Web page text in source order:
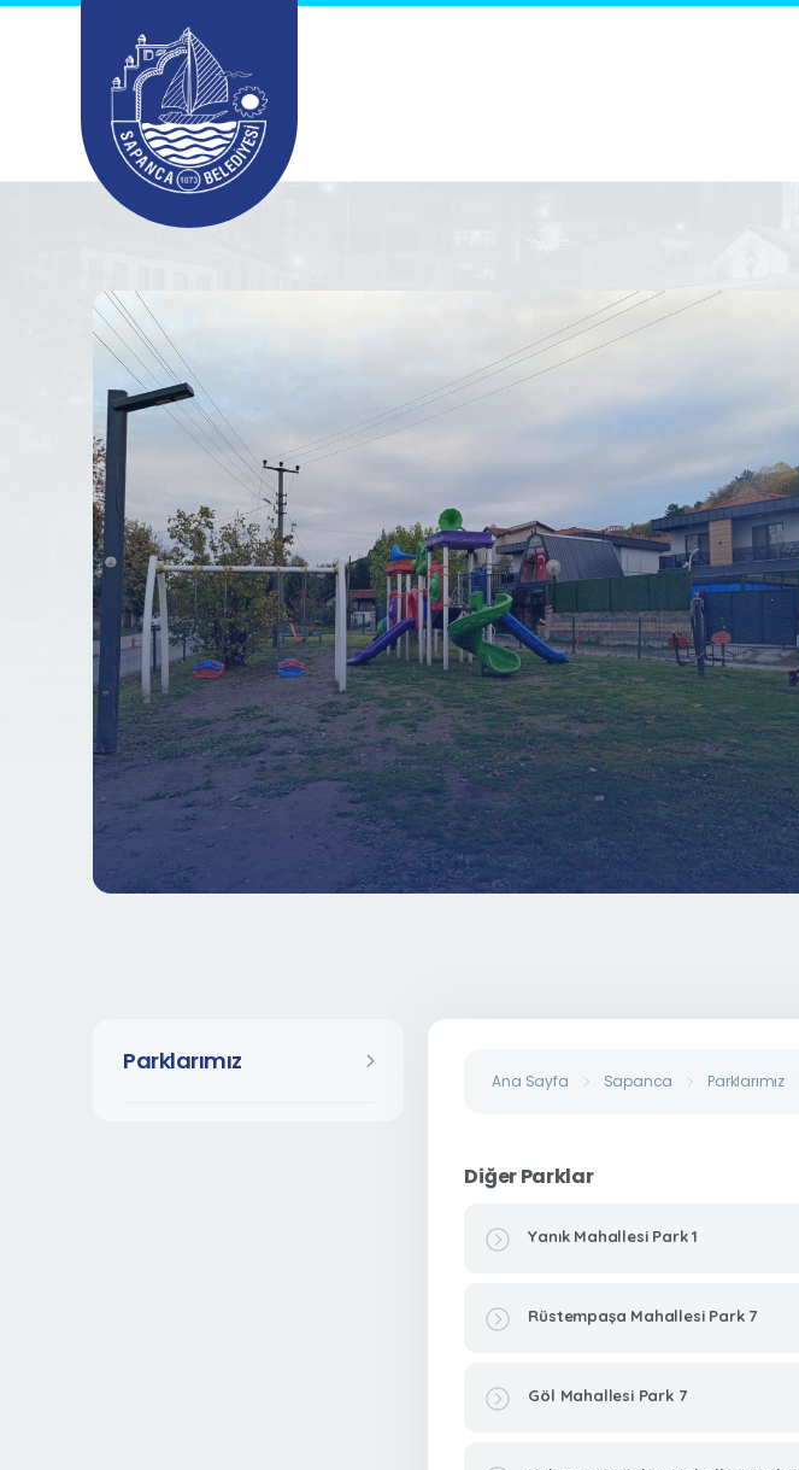
Parklarımız
Ana Sayfa Sapanca Parklarımız
Diğer Parklar
Yanık Mahallesi Park 1
Rüstempaşa Mahallesi Park 7
Göl Mahallesi Park 7